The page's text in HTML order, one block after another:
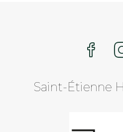
Saint-Étienne